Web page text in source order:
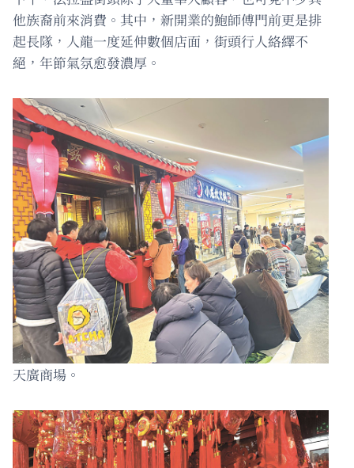
他族裔前來消費。其中，新開業的鮑師傅門前更是排
起長隊，人龍一度延伸數個店面，街頭行人絡繹不
絕，年節氣氛愈發濃厚。
天廣商場。